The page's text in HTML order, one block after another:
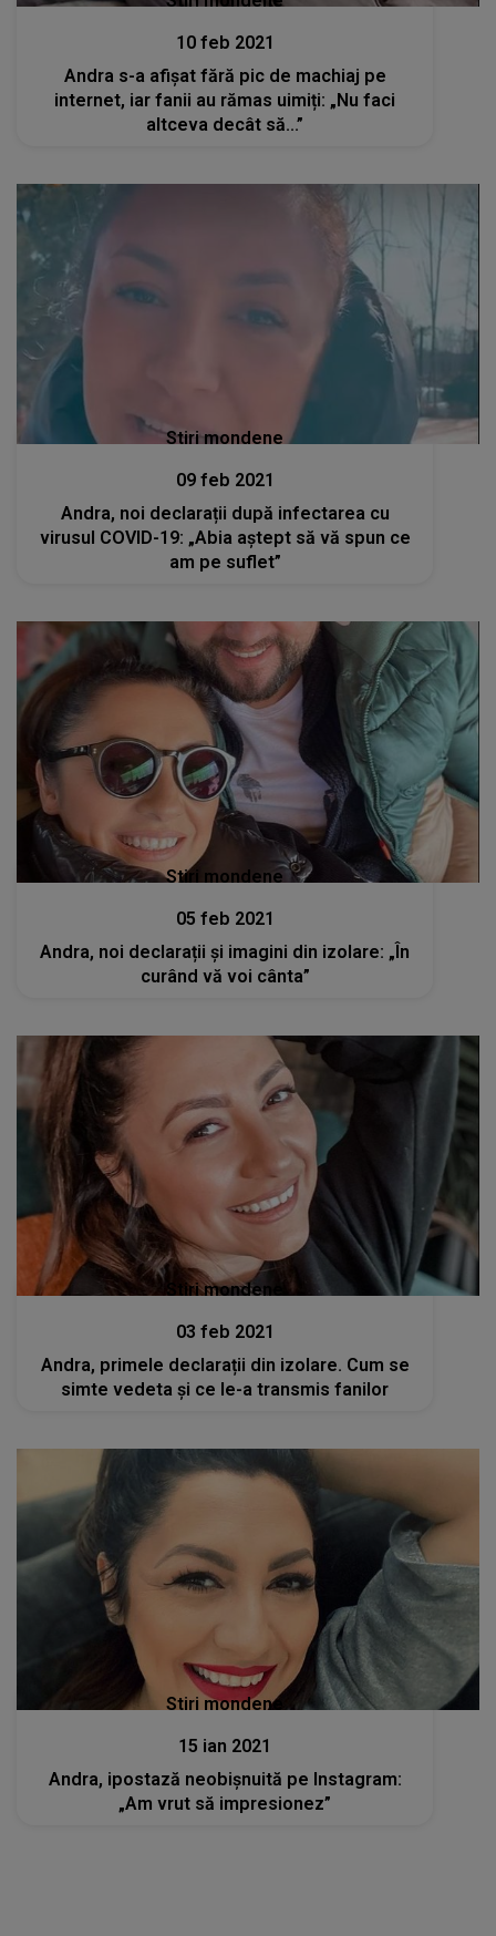
10 feb 2021
Andra s-a afișat fără pic de machiaj pe
internet, iar fanii au rămas uimiți: „Nu faci
altceva decât să...”
Stiri mondene
09 feb 2021
Andra, noi declarații după infectarea cu
virusul COVID-19: „Abia aștept să vă spun ce
am pe suflet”
Stiri mondene
05 feb 2021
Andra, noi declarații și imagini din izolare: „În
curând vă voi cânta”
Stiri mondene
03 feb 2021
Andra, primele declarații din izolare. Cum se
simte vedeta și ce le-a transmis fanilor
Stiri mondene
15 ian 2021
Andra, ipostază neobișnuită pe Instagram:
„Am vrut să impresionez”